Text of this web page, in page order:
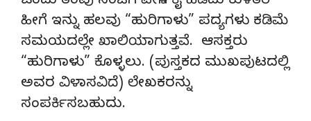
ಹೀಗೆ ಇನ್ನು ಹಲವು “ಹುರಿಗಾಳು” ಪದ್ಯಗಳು ಕಡಿಮೆ
ಸಮಯದಲ್ಲೇ ಖಾಲಿಯಾಗುತ್ತವೆ. ಆಸಕ್ತರು
“ಹುರಿಗಾಳು” ಕೊಳ್ಳಲು. (ಪುಸ್ತಕದ ಮುಖಪುಟದಲ್ಲಿ
ಅವರ ವಿಳಾಸವಿದೆ) ಲೇಖಕರನ್ನು
ಸಂಪರ್ಕಿಸಬಹುದು.